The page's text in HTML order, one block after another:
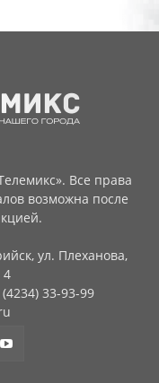
Все права
возможна после
ул. Плеханова,
4
33-93-99